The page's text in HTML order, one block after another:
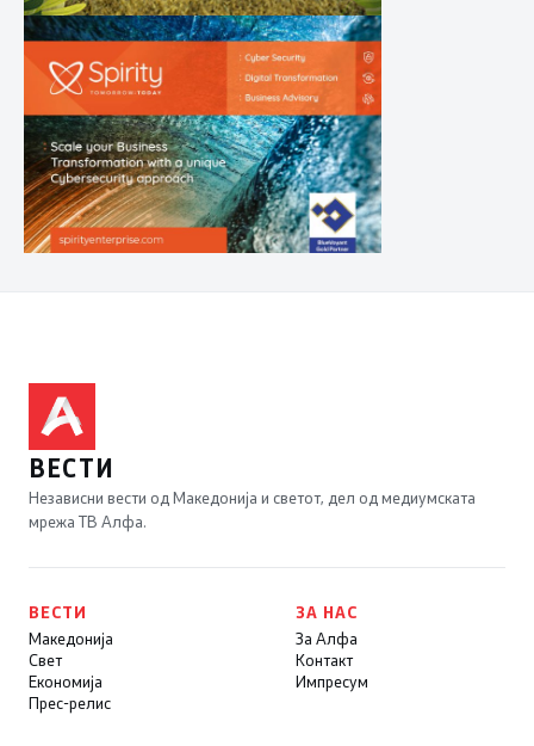
ВЕСТИ
Независни вести од Македонија и светот, дел од медиумската
мрежа ТВ Алфа.
ВЕСТИ
Македонија
Свет
Економија
Прес-релис
ЗА НАС
За Алфа
Контакт
Импресум